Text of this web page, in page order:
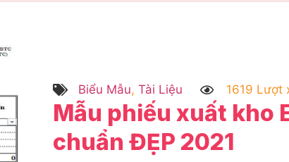
Biểu Mẫu,Tài Liệu 1619 Lượt
Mẫu phiếu xuất kho
chuẩn ĐẸP 2021